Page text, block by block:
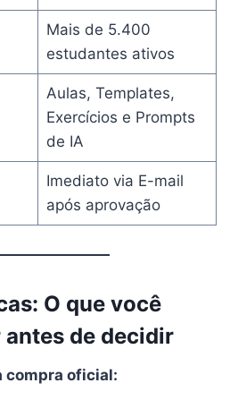
Mais de 5.400
estudantes ativos
Aulas, Templates,
Exercícios e Prompts
de IA
Imediato via E-mail
após aprovação
O que você
antes de decidir
compra oficial: